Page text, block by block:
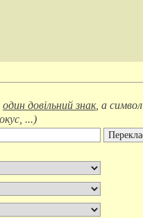
один довільний знак, а символ
...)